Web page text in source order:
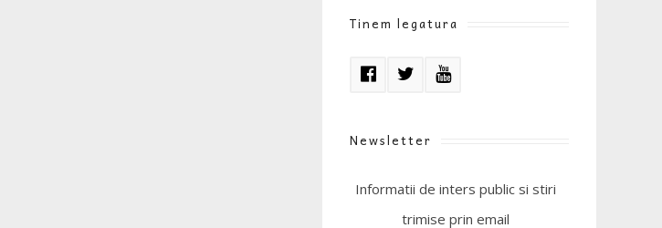
Tinem legatura
Newsletter
Informatii de inters public si stiri
trimise prin email